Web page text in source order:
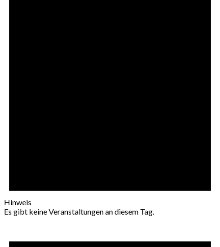
Hinweis
Es gibt keine Veranstaltungen an diesem Tag.